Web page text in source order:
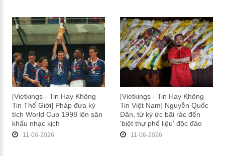
[Vietkings - Tin Hay Không
Tin Thế Giới] Pháp đưa kỳ
tích World Cup 1998 lên sân
khấu nhạc kịch
11-06-2026
[Vietkings - Tin Hay Không
Tin Việt Nam] Nguyễn Quốc
Dân, từ ký ức bãi rác đến
'biệt thự phế liệu' độc đáo
11-06-2026